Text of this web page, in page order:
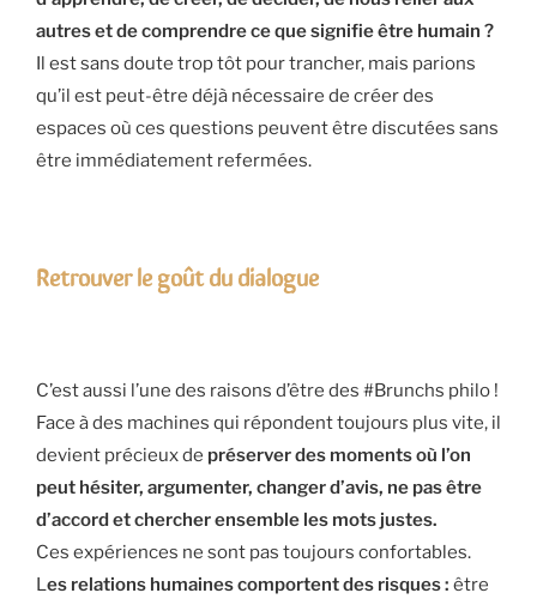
autres et de comprendre ce que signifie être humain ?
Il est sans doute trop tôt pour trancher, mais parions
qu’il est peut-être déjà nécessaire de créer des
espaces où ces questions peuvent être discutées sans
être immédiatement refermées.
Retrouver le goût du dialogue
C’est aussi l’une des raisons d’être des #Brunchs philo !
Face à des machines qui répondent toujours plus vite, il
devient précieux de préserver des moments où l’on
peut hésiter, argumenter, changer d’avis, ne pas être
d’accord et chercher ensemble les mots justes.
Ces expériences ne sont pas toujours confortables.
Les relations humaines comportent des risques : être